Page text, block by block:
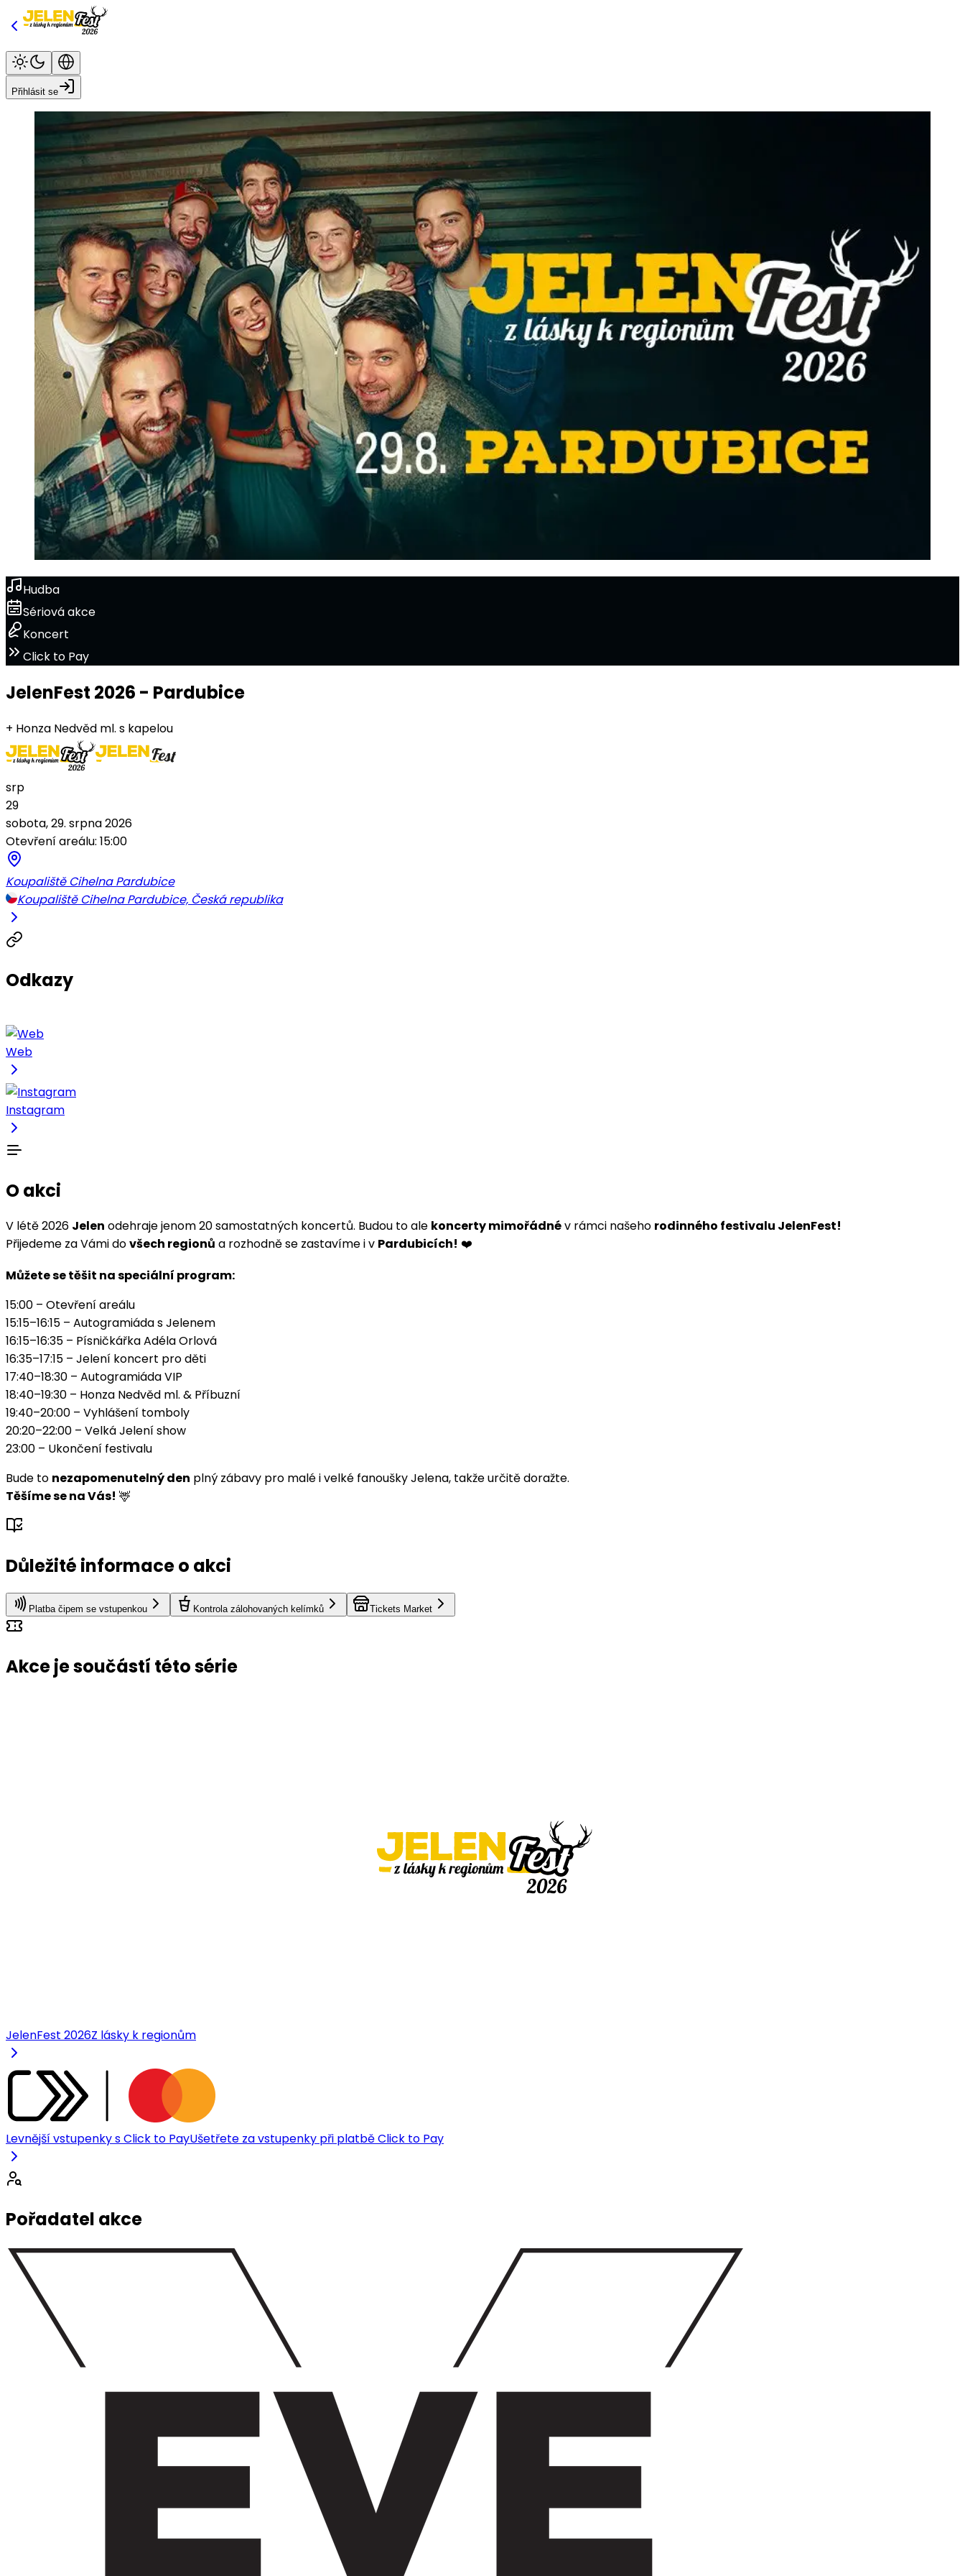
Přihlásit se
Hudba
Sériová akce
Koncert
Click to Pay
JelenFest 2026 - Pardubice
+ Honza Nedvěd ml. s kapelou
srp
29
sobota, 29. srpna 2026
Otevření areálu: 15:00
Koupaliště Cihelna Pardubice
Koupaliště Cihelna Pardubice, Česká republika
Odkazy
Web
Instagram
O akci
V létě 2026 Jelen odehraje jenom 20 samostatných koncertů. Budou to ale koncerty mimořádnév rámci našeho rodinného festivalu JelenFest!
Přijedeme za Vámi dovšech regionů a rozhodně se zastavíme i v Pardubicích! ❤️
Můžete se těšit na speciální program:
15:00 – Otevření areálu
15:15–16:15 – Autogramiáda s Jelenem
16:15–16:35 – Písničkářka Adéla Orlová
16:35–17:15 – Jelení koncert pro děti
17:40–18:30 – Autogramiáda VIP
18:40–19:30 – Honza Nedvěd ml. & Příbuzní
19:40–20:00 – Vyhlášení tomboly
20:20–22:00 – Velká Jelení show
23:00 – Ukončení festivalu
Bude to nezapomenutelný den plný zábavy pro malé i velké fanoušky Jelena, takže určitě doražte.
Těšíme se na Vás! 🦌
Důležité informace o akci
Platba čipem se vstupenkou Kontrola zálohovaných kelímků Tickets Market
Akce je součástí této série
JelenFest 2026Z lásky k regionům
Levnější vstupenky s Click to PayUšetřete za vstupenky při platbě Click to Pay
Pořadatel akce